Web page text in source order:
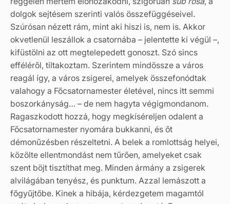
dolgok sejtésem szerinti valós összefüggéseivel.
Szúrósan nézett rám, mint aki hiszi is, nem is. Akkor
okvetlenül leszállok a csatornába – jelentette ki végül –,
kifüstölni az ott megtelepedett gonoszt. Szó sincs
efféléről, tiltakoztam. Szerintem mindössze a város
reagál így, a város zsigerei, amelyek összefonódtak
valahogy a Főcsatornamester életével, nincs itt semmi
boszorkányság… – de nem hagyta végigmondanom.
Ragaszkodott hozzá, hogy megkíséreljen odalent a
Főcsatornamester nyomára bukkanni, és őt
démonűzésben részeltetni. A belek a romlottság helyei,
közölte ellentmondást nem tűrően, amelyeket csak
szent böjt tisztíthat meg. Minden ármány a zsigerek
alvilágában tenyész, és punktum. Azzal lemászott a
főgyűjtőbe. Kinek a hibája, kérdezgetem magamtól